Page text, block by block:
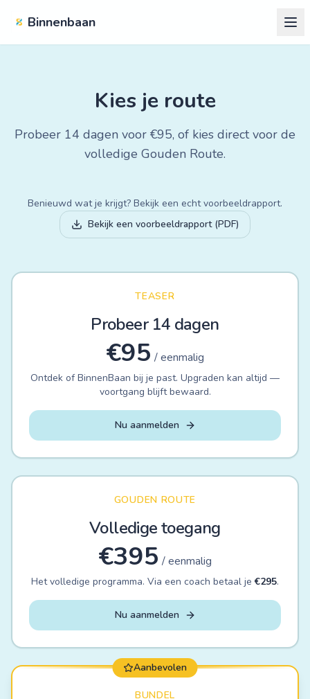
Binnenbaan
Kies je route
Probeer 14 dagen voor €95, of kies direct voor de
volledige Gouden Route.
Benieuwd wat je krijgt? Bekijk een echt voorbeeldrapport.
Bekijk een voorbeeldrapport (PDF)
TEASER
Probeer 14 dagen
€95 / eenmalig
Ontdek of BinnenBaan bij je past. Upgraden kan altijd —
voortgang blijft bewaard.
Nu aanmelden
GOUDEN ROUTE
Volledige toegang
€395 / eenmalig
Het volledige programma. Via een coach betaal je€295.
Nu aanmelden
Aanbevolen
BUNDEL